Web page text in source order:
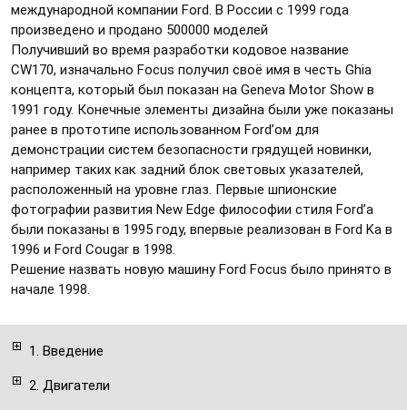
1. Введение
2. Двигатели
международной компании Ford. В России с 1999 года
произведено и продано 500000 моделей
Получивший во время разработки кодовое название
CW170, изначально Focus получил своё имя в честь Ghia
концепта, который был показан на Geneva Motor Show в
1991 году. Конечные элементы дизайна были уже показаны
ранее в прототипе использованном Ford’ом для
демонстрации систем безопасности грядущей новинки,
например таких как задний блок световых указателей,
расположенный на уровне глаз. Первые шпионские
фотографии развития New Edge философии стиля Ford’а
были показаны в 1995 году, впервые реализован в Ford Ka в
1996 и Ford Cougar в 1998.
Решение назвать новую машину Ford Focus было принято в
начале 1998.